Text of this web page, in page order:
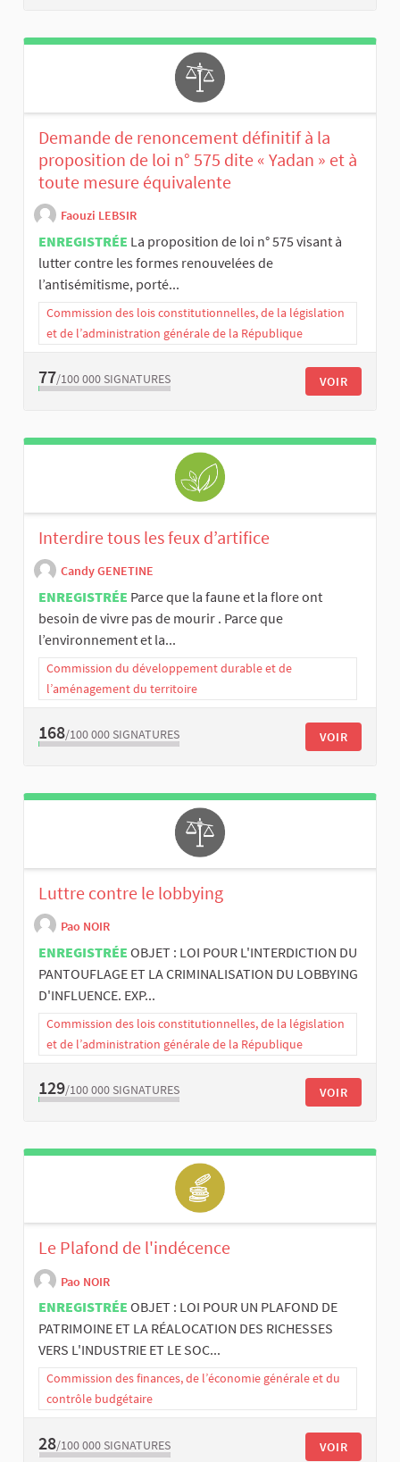
Demande de renoncement définitif à la
proposition de loi n° 575 dite « Yadan » et à
toute mesure équivalente
Faouzi LEBSIR
ENREGISTRÉE La proposition de loi n° 575 visant à
lutter contre les formes renouvelées de
l’antisémitisme, porté...
Commission des lois constitutionnelles, de la législation
et de l’administration générale de la République
77/100 000 SIGNATURES VOIR
Interdire tous les feux d’artifice
Candy GENETINE
ENREGISTRÉE Parce que la faune et la flore ont
besoin de vivre pas de mourir . Parce que
l’environnement et la...
Commission du développement durable et de
l’aménagement du territoire
168/100 000 SIGNATURES VOIR
Luttre contre le lobbying
Pao NOIR
ENREGISTRÉE OBJET : LOI POUR L'INTERDICTION DU
PANTOUFLAGE ET LA CRIMINALISATION DU LOBBYING
D'INFLUENCE. EXP...
Commission des lois constitutionnelles, de la législation
et de l’administration générale de la République
129/100 000 SIGNATURES VOIR
Le Plafond de l'indécence
Pao NOIR
ENREGISTRÉE OBJET : LOI POUR UN PLAFOND DE
PATRIMOINE ET LA RÉALOCATION DES RICHESSES
VERS L'INDUSTRIE ET LE SOC...
Commission des finances, de l’économie générale et du
contrôle budgétaire
28/100 000 SIGNATURES VOIR